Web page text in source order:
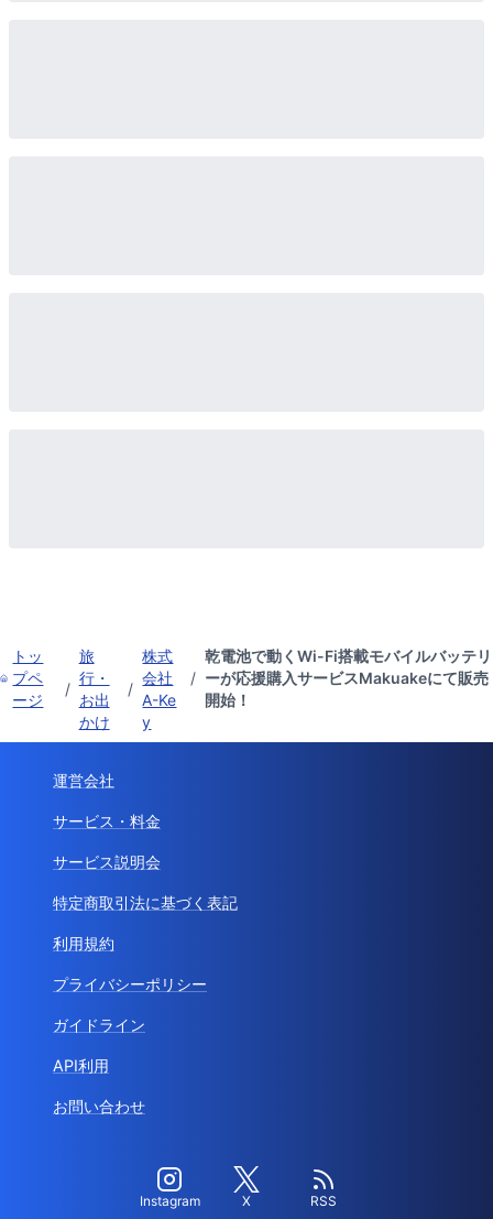
トッ
プペ
ージ
/
旅
行・
お出
かけ
/
株式
会社
A-Ke
y
/
乾電池で動くWi-Fi搭載モバイルバッテリ
ーが応援購入サービスMakuakeにて販売
開始！
運営会社
サービス・料金
サービス説明会
特定商取引法に基づく表記
利用規約
プライバシーポリシー
ガイドライン
API利用
お問い合わせ
Instagram X RSS